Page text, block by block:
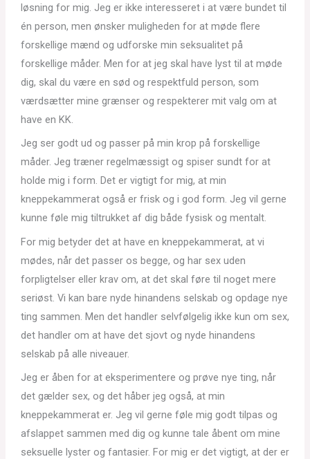
løsning for mig. Jeg er ikke interesseret i at være bundet til
én person, men ønsker muligheden for at møde flere
forskellige mænd og udforske min seksualitet på
forskellige måder. Men for at jeg skal have lyst til at møde
dig, skal du være en sød og respektfuld person, som
værdsætter mine grænser og respekterer mit valg om at
have en KK.
Jeg ser godt ud og passer på min krop på forskellige
måder. Jeg træner regelmæssigt og spiser sundt for at
holde mig i form. Det er vigtigt for mig, at min
kneppekammerat også er frisk og i god form. Jeg vil gerne
kunne føle mig tiltrukket af dig både fysisk og mentalt.
For mig betyder det at have en kneppekammerat, at vi
mødes, når det passer os begge, og har sex uden
forpligtelser eller krav om, at det skal føre til noget mere
seriøst. Vi kan bare nyde hinandens selskab og opdage nye
ting sammen. Men det handler selvfølgelig ikke kun om sex,
det handler om at have det sjovt og nyde hinandens
selskab på alle niveauer.
Jeg er åben for at eksperimentere og prøve nye ting, når
det gælder sex, og det håber jeg også, at min
kneppekammerat er. Jeg vil gerne føle mig godt tilpas og
afslappet sammen med dig og kunne tale åbent om mine
seksuelle lyster og fantasier. For mig er det vigtigt, at der er